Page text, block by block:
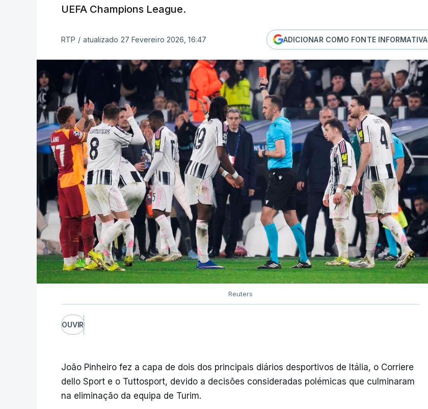
UEFA Champions League.
RTP / atualizado 27 Fevereiro 2026, 16:47 ADICIONAR COMO FONTE INFORMATIVA
Reuters
OUVIR
João Pinheiro fez a capa de dois dos principais diários desportivos de Itália, o Corriere
dello Sport e o Tuttosport, devido a decisões consideradas polémicas que culminaram
na eliminação da equipa de Turim.